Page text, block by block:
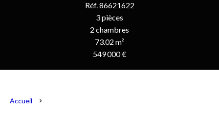
Réf. 86621622
3 pièces
2 chambres
73.02 m²
549 000 €
Accueil